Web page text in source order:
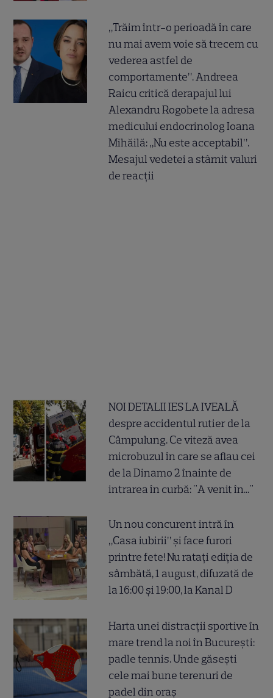
„Trăim într-o perioadă în care
nu mai avem voie să trecem cu
vederea astfel de
comportamente”. Andreea
Raicu critică derapajul lui
Alexandru Rogobete la adresa
medicului endocrinolog Ioana
Mihăilă: „Nu este acceptabil”.
Mesajul vedetei a stârnit valuri
de reacții
NOI DETALII IES LA IVEALĂ
despre accidentul rutier de la
Câmpulung. Ce viteză avea
microbuzul în care se aflau cei
de la Dinamo 2 înainte de
intrarea în curbă: "A venit în..."
Un nou concurent intră în
„Casa iubirii” și face furori
printre fete! Nu ratați ediția de
sâmbătă, 1 august, difuzată de
la 16:00 și 19:00, la Kanal D
Harta unei distracții sportive în
mare trend la noi în București:
padle tennis. Unde găsești
cele mai bune terenuri de
padel din oraș